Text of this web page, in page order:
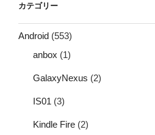
カテゴリー
Android (553)
anbox (1)
GalaxyNexus (2)
IS01 (3)
Kindle Fire (2)